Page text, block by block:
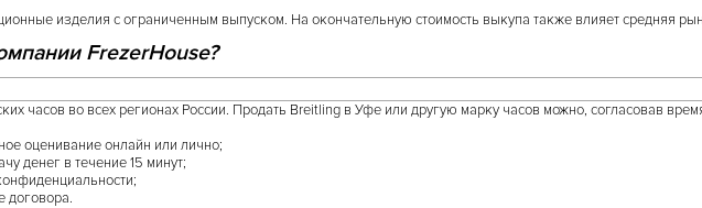
изделия с ограниченным выпуском. На окончательную стоимость выкупа также влияет средняя
FrezerHouse?
часов во всех регионах России. Продать Breitling в Уфе или другую марку часов можно, согласовав
оценивание онлайн или лично;
денег в течение 15 минут;
договора.